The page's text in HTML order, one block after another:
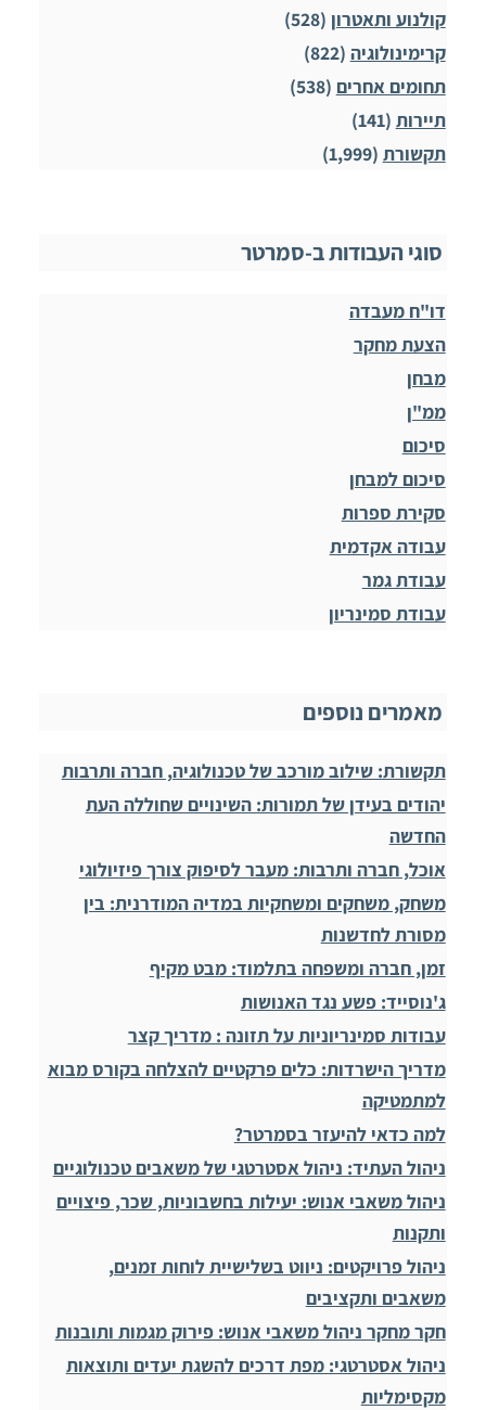
קולנוע ותאטרון (528)
קרימינולוגיה (822)
תחומים אחרים (538)
תיירות (141)
תקשורת (1,999)
סוגי העבודות ב-סמרטר
דו"ח מעבדה
הצעת מחקר
מבחן
ממ"ן
סיכום
סיכום למבחן
סקירת ספרות
עבודה אקדמית
עבודת גמר
עבודת סמינריון
מאמרים נוספים
תקשורת: שילוב מורכב של טכנולוגיה, חברה ותרבות
יהודים בעידן של תמורות: השינויים שחוללה העת
החדשה
אוכל, חברה ותרבות: מעבר לסיפוק צורך פיזיולוגי
משחק, משחקים ומשחקיות במדיה המודרנית: בין
מסורת לחדשנות
זמן, חברה ומשפחה בתלמוד: מבט מקיף
ג'נוסייד: פשע נגד האנושות
עבודות סמינריוניות על תזונה : מדריך קצר
מדריך הישרדות: כלים פרקטיים להצלחה בקורס מבוא
למתמטיקה
למה כדאי להיעזר בסמרטר?
ניהול העתיד: ניהול אסטרטגי של משאבים טכנולוגיים
ניהול משאבי אנוש: יעילות בחשבוניות, שכר, פיצויים
ותקנות
ניהול פרויקטים: ניווט בשלישיית לוחות זמנים,
משאבים ותקציבים
חקר מחקר ניהול משאבי אנוש: פירוק מגמות ותובנות
ניהול אסטרטגי: מפת דרכים להשגת יעדים ותוצאות
מקסימליות